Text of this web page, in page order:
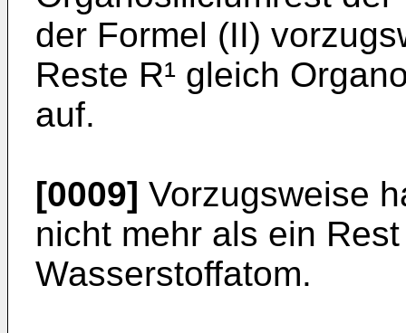
der Formel (II)
Reste R¹ gleich
auf.
[0009] Vorzugsweise
nicht mehr als ein
Wasserstoffatom.